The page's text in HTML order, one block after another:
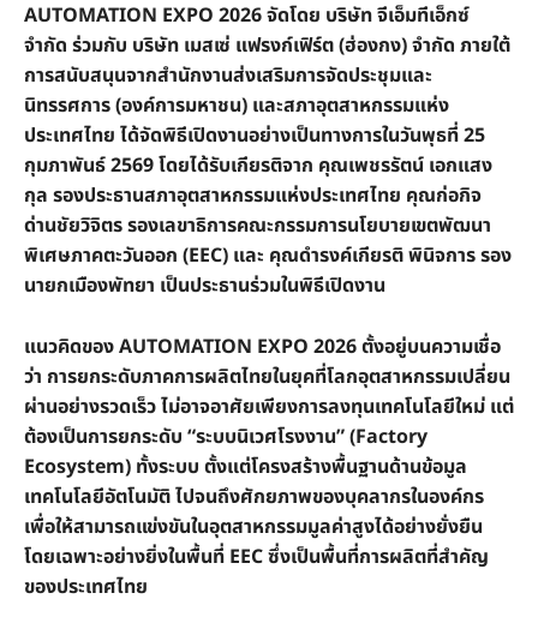
AUTOMATION EXPO 2026 จัดโดย บริษัท จีเอ็มทีเอ็กซ์
จำกัด ร่วมกับ บริษัท เมสเซ่ แฟรงก์เฟิร์ต (ฮ่องกง) จำกัด ภายใต้
การสนับสนุนจากสำนักงานส่งเสริมการจัดประชุมและ
นิทรรศการ (องค์การมหาชน) และสภาอุตสาหกรรมแห่ง
ประเทศไทย ได้จัดพิธีเปิดงานอย่างเป็นทางการในวันพุธที่ 25
กุมภาพันธ์ 2569 โดยได้รับเกียรติจาก คุณเพชรรัตน์ เอกแสง
กุล รองประธานสภาอุตสาหกรรมแห่งประเทศไทย คุณก่อกิจ
ด่านชัยวิจิตร รองเลขาธิการคณะกรรมการนโยบายเขตพัฒนา
พิเศษภาคตะวันออก (EEC) และ คุณดำรงค์เกียรติ พินิจการ รอง
นายกเมืองพัทยา เป็นประธานร่วมในพิธีเปิดงาน
แนวคิดของ AUTOMATION EXPO 2026 ตั้งอยู่บนความเชื่อ
ว่า การยกระดับภาคการผลิตไทยในยุคที่โลกอุตสาหกรรมเปลี่ยน
ผ่านอย่างรวดเร็ว ไม่อาจอาศัยเพียงการลงทุนเทคโนโลยีใหม่ แต่
ต้องเป็นการยกระดับ “ระบบนิเวศโรงงาน” (Factory
Ecosystem) ทั้งระบบ ตั้งแต่โครงสร้างพื้นฐานด้านข้อมูล
เทคโนโลยีอัตโนมัติ ไปจนถึงศักยภาพของบุคลากรในองค์กร
เพื่อให้สามารถแข่งขันในอุตสาหกรรมมูลค่าสูงได้อย่างยั่งยืน
โดยเฉพาะอย่างยิ่งในพื้นที่ EEC ซึ่งเป็นพื้นที่การผลิตที่สำคัญ
ของประเทศไทย